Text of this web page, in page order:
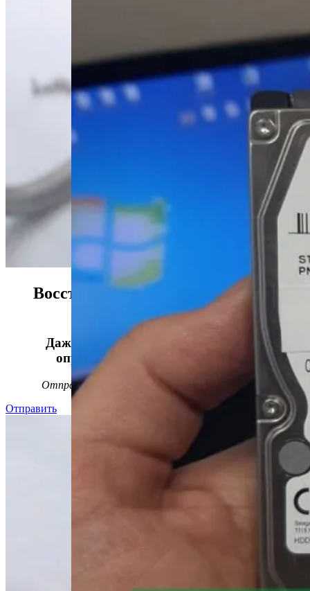
Восстанавливаем данные в 98%
случаев!
Даже, если носитель информации не
определяется, стучит или пищит.
Отправьте заявку на бесплатную
Отправить